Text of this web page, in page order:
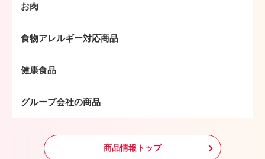
その他
チキン加工品
パン・ピザ
常温食品
冷凍食品
その他
お肉
鶏肉
食物アレルギー対応商品
健康食品
グループ会社の商品
商品情報トップ